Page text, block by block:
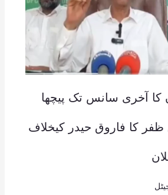
کا آخری سانس تک پیچھا
ظفر کا فاروق حیدر کیخلاف